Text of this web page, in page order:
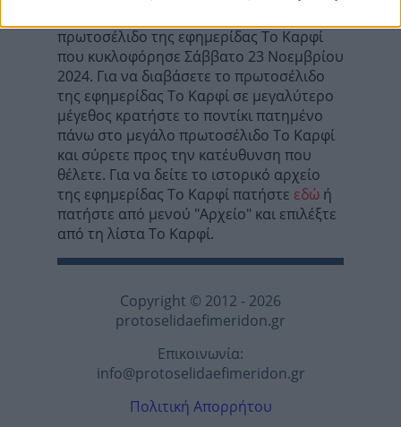
πρωτοσέλιδο της εφημερίδας Το Καρφί
που κυκλοφόρησε Σάββατο 23 Νοεμβρίου
2024. Για να διαβάσετε το πρωτοσέλιδο
της εφημερίδας Το Καρφί σε μεγαλύτερο
μέγεθος κρατήστε το ποντίκι πατημένο
πάνω στο μεγάλο πρωτοσέλιδο Το Καρφί
και σύρετε προς την κατέυθυνση που
θέλετε. Για να δείτε το ιστορικό αρχείο
της εφημερίδας Το Καρφί πατήστε εδώ ή
πατήστε από μενού "Αρχείο" και επιλέξτε
από τη λίστα Το Καρφί.
Copyright © 2012 - 2026
protoselidaefimeridon.gr
Επικοινωνία:
info@protoselidaefimeridon.gr
Πολιτική Απορρήτου